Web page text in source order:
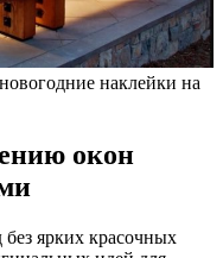
наклейки на
окон
ярких красочных